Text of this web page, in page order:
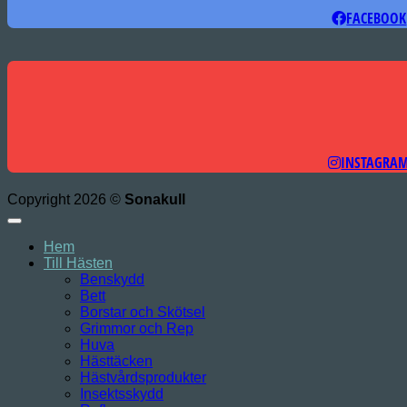
FACEBOOK
Copyright 2026 © Sonakull
Hem
Till Hästen
Benskydd
Bett
Borstar och Skötsel
Grimmor och Rep
Huva
Hästtäcken
Hästvårdsprodukter
Insektsskydd